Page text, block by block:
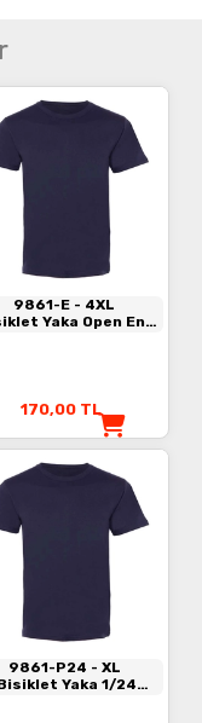
9861-E - 4XL
Yaka Open End
170,00 TL
9861-P24 - XL
Yaka 1/24